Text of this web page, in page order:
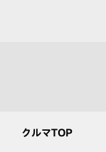
クルマTOP